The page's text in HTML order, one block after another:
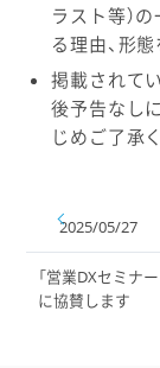
ラスト等）
る理由、形
掲載されて
後予告なし
じめご了承
2025/05/27
「営業DXセミナー
に協賛します